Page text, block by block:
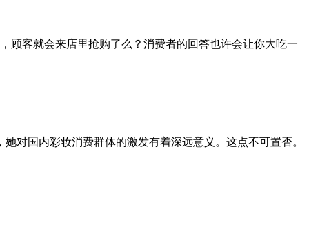
顾客就会来店里抢购了么？消费者的回答也许会让你大吃一
对国内彩妆消费群体的激发有着深远意义。这点不可置否。